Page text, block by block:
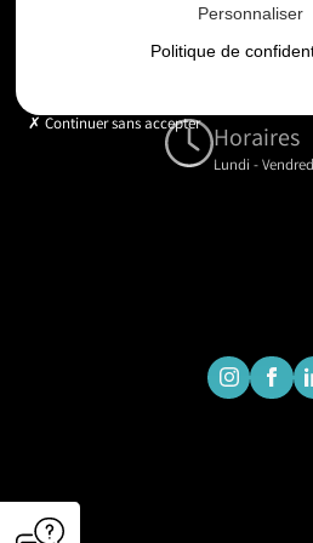
contact@gd-
Horaires
Lundi -
Personnaliser
Politique de
Continuer sans accepter